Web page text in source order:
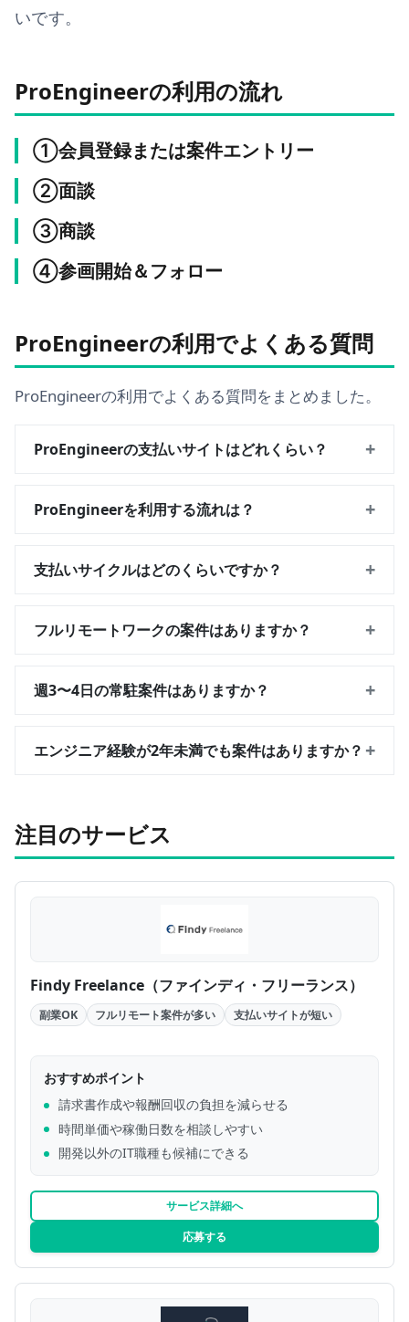
いです。
ProEngineerの利用の流れ
①会員登録または案件エントリー
②面談
③商談
④参画開始＆フォロー
ProEngineerの利用でよくある質問
ProEngineerの利用でよくある質問をまとめました。
ProEngineerの支払いサイトはどれくらい？ +
ProEngineerを利用する流れは？ +
支払いサイクルはどのくらいですか？ +
フルリモートワークの案件はありますか？ +
週3〜4日の常駐案件はありますか？ +
エンジニア経験が2年未満でも案件はありますか？ +
注目のサービス
Findy Freelance（ファインディ・フリーランス）
副業OK フルリモート案件が多い 支払いサイトが短い
おすすめポイント
請求書作成や報酬回収の負担を減らせる
時間単価や稼働日数を相談しやすい
開発以外のIT職種も候補にできる
サービス詳細へ
応募する